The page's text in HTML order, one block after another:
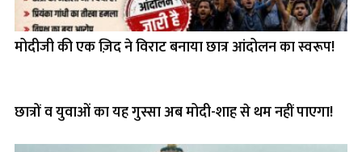
मोदीजी की एक ज़िद ने विराट बनाया छात्र आंदोलन का स्वरूप!
छात्रों व युवाओं का यह गुस्सा अब मोदी-शाह से थम नहीं पाएगा!